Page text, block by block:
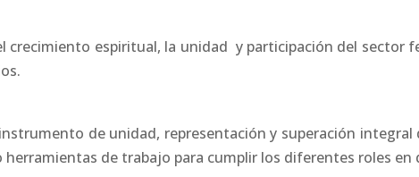
crecimiento espiritual, la unidad y participación del sector
de unidad, representación y superación
de trabajo para cumplir los diferentes roles en